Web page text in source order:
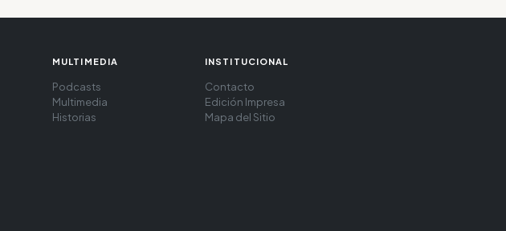
MULTIMEDIA
Podcasts
Multimedia
Historias
INSTITUCIONAL
Contacto
Edición Impresa
Mapa del Sitio